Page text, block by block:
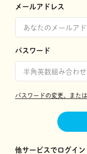
メールアドレス
パスワード
パスワードの変更、また
他サービスでログイン